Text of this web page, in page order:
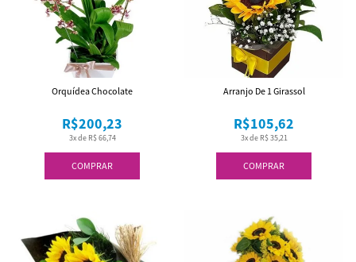
COMPRAR
3x de R$ 66,74
R$200,23
Orquídea Chocolate
COMPRAR
3x de R$ 35,21
R$105,62
Arranjo De 1 Girassol